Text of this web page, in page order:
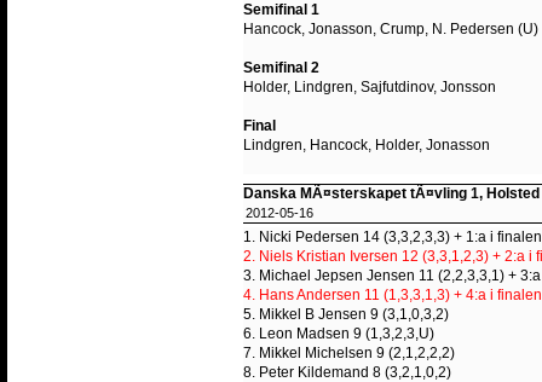
Semifinal 1
Hancock, Jonasson, Crump, N. Pedersen (U)
Semifinal 2
Holder, Lindgren, Sajfutdinov, Jonsson
Final
Lindgren, Hancock, Holder, Jonasson
Danska MÃ¤sterskapet tÃ¤vling 1, Holsted
2012-05-16
1. Nicki Pedersen 14 (3,3,2,3,3) + 1:a i finalen
2. Niels Kristian Iversen 12 (3,3,1,2,3) + 2:a i
3. Michael Jepsen Jensen 11 (2,2,3,3,1) +
4. Hans Andersen 11 (1,3,3,1,3) + 4:a i finalen
5. Mikkel B Jensen 9 (3,1,0,3,2)
6. Leon Madsen 9 (1,3,2,3,U)
7. Mikkel Michelsen 9 (2,1,2,2,2)
8. Peter Kildemand 8 (3,2,1,0,2)